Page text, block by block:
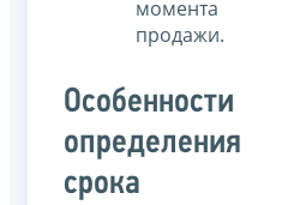
момента
продажи.
Особенности
определения
срока